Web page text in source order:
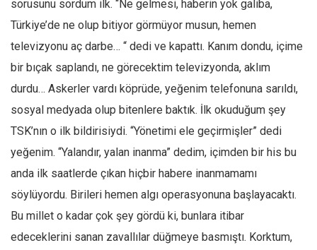
Afrika
İslam Dünyası
Amerika
Avustralya
Tarih
Düşünce
Dosyalar
sorusunu sordum ilk. “Ne gelmesi, haberin yok galiba,
Türkiye’de ne olup bitiyor görmüyor musun, hemen
televizyonu aç darbe… “ dedi ve kapattı. Kanım dondu, içime
bir bıçak saplandı, ne görecektim televizyonda, aklım
durdu… Askerler vardı köprüde, yeğenim telefonuna sarıldı,
sosyal medyada olup bitenlere baktık. İlk okuduğum şey
TSK’nın o ilk bildirisiydi. “Yönetimi ele geçirmişler” dedi
yeğenim. “Yalandır, yalan inanma” dedim, içimden bir his bu
anda ilk saatlerde çıkan hiçbir habere inanmamamı
söylüyordu. Birileri hemen algı operasyonuna başlayacaktı.
Bu millet o kadar çok şey gördü ki, bunlara itibar
edeceklerini sanan zavallılar düğmeye basmıştı. Korktum,